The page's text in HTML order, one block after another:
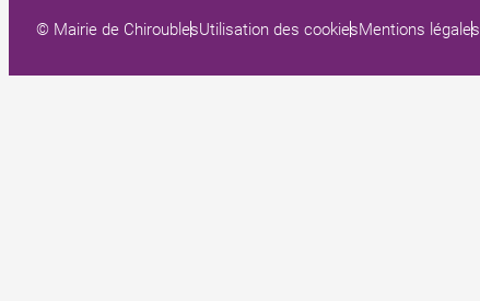
© Mairie de ChiroublesUtilisation des cookiesMentions légales